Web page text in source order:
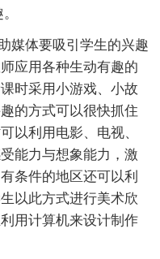
媒体要吸引学生的兴趣
应用各种生动有趣的
时采用小游戏、小故
的方式可以很快抓住
以利用电影、电视、
能力与想象能力，激
条件的地区还可以利
以此方式进行美术欣
用计算机来设计制作